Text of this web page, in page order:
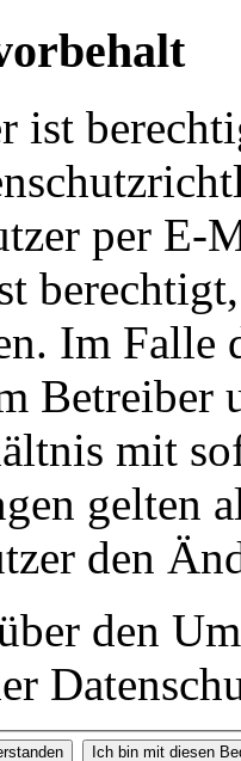
ist
per E-
Im Falle
Betreiber
mit
gelten
den
den